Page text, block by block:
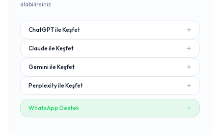
alabilirsiniz.
ChatGPTile Keşfet
Claudeile Keşfet
Gemini ile Keşfet
Perplexityile Keşfet
WhatsApp Destek